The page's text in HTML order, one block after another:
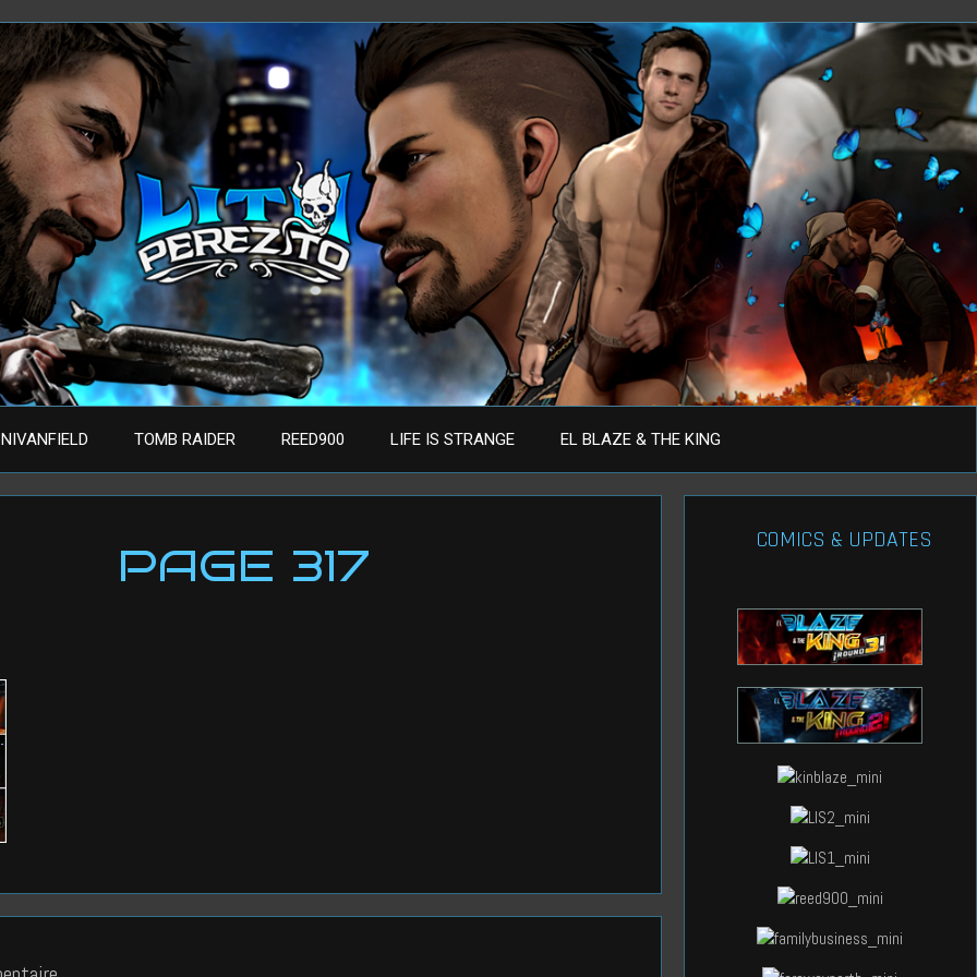
NIVANFIELD TOMB RAIDER REED900 LIFE IS STRANGE EL BLAZE & THE KING
PAGE 317 COMICS & UPDATES